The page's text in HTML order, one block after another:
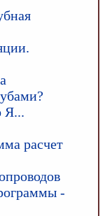
Я...
расчет
-